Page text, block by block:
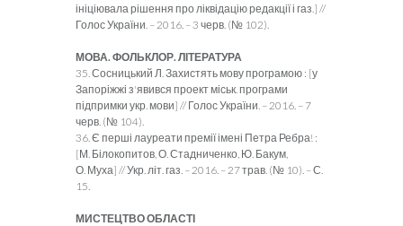
ініціювала рішення про ліквідацію редакції і газ.] //
Голос України. – 2016. – 3 черв. (№ 102).
МОВА. ФОЛЬКЛОР. ЛІТЕРАТУРА
35. Сосницький Л. Захистять мову програмою : [у
Запоріжжі з'явився проект міськ. програми
підпримки укр. мови] // Голос України. – 2016. – 7
черв. (№ 104).
36. Є перші лауреати премії імені Петра Ребра! :
[М. Білокопитов, О. Стадниченко, Ю. Бакум,
О. Муха] // Укр. літ. газ. – 2016. – 27 трав. (№ 10). – С.
15.
МИСТЕЦТВО ОБЛАСТІ